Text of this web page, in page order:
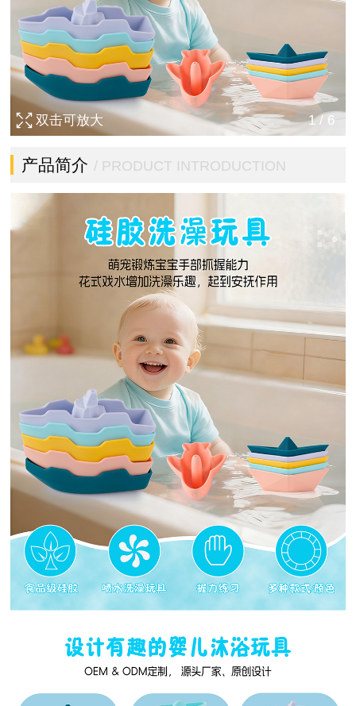
1/ 6
双击可放大
产品简介 / PRODUCT INTRODUCTION